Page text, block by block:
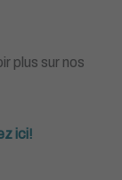
plus sur nos
ici!